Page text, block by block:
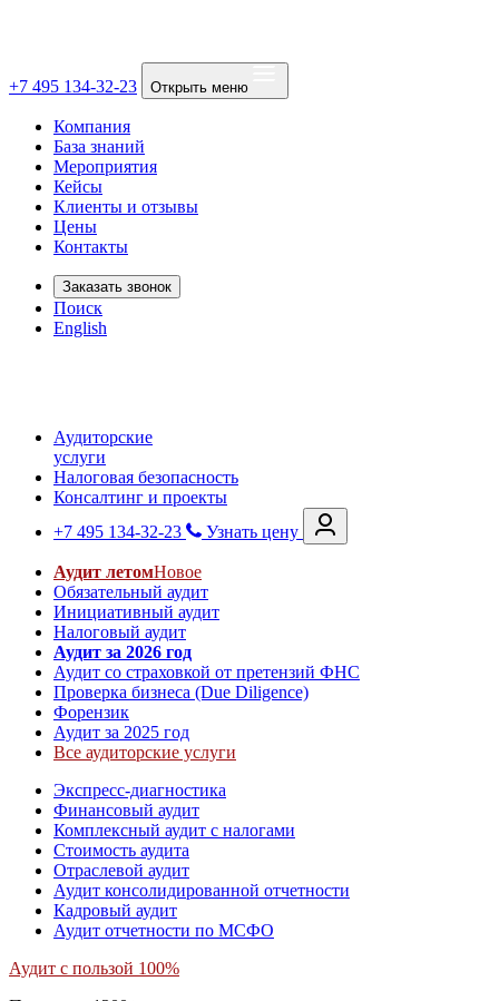
+7 495 134-32-23 Открыть меню
Компания
База знаний
Мероприятия
Кейсы
Клиенты и отзывы
Цены
Контакты
Заказать звонок
Поиск
English
Аудиторские
услуги
Налоговая безопасность
Консалтинг и проекты
+7 495 134-32-23
Узнать цену
Аудит летомНовое
Обязательный аудит
Инициативный аудит
Налоговый аудит
Аудит за 2026 год
Аудит со страховкой от претензий ФНС
Проверка бизнеса (Due Diligence)
Форензик
Аудит за 2025 год
Все аудиторские услуги
Экспресс-диагностика
Финансовый аудит
Комплексный аудит с налогами
Стоимость аудита
Отраслевой аудит
Аудит консолидированной отчетности
Кадровый аудит
Аудит отчетности по МСФО
Аудит с пользой 100%